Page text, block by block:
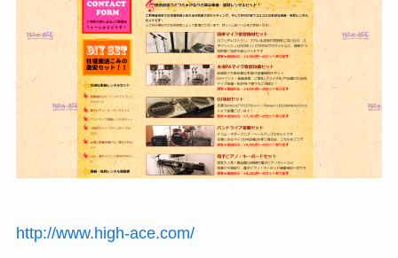
http://www.high-ace.com/